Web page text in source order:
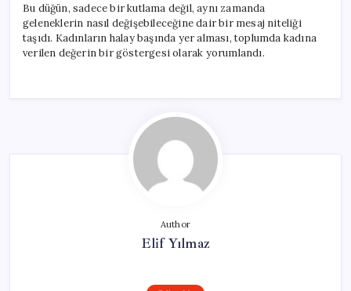
Bu düğün, sadece bir kutlama değil, aynı zamanda
geleneklerin nasıl değişebileceğine dair bir mesaj niteliği
taşıdı. Kadınların halay başında yer alması, toplumda kadına
verilen değerin bir göstergesi olarak yorumlandı.
Author
Elif Yılmaz